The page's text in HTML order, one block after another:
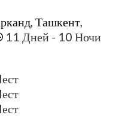
,Ташкент,
11 Дней - 10 Ночи